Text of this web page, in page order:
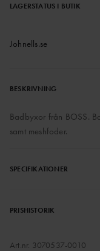
LAGERSTATUS I BUTIK
Johnells.se
BESKRIVNING
Badbyxor från BOSS.
samt meshfoder.
SPECIFIKATIONER
PRISHISTORIK
Art.nr. 3070537-0010